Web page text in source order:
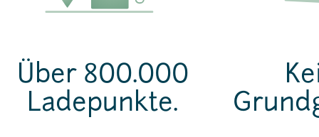
Über 800.000
Ladepunkte.